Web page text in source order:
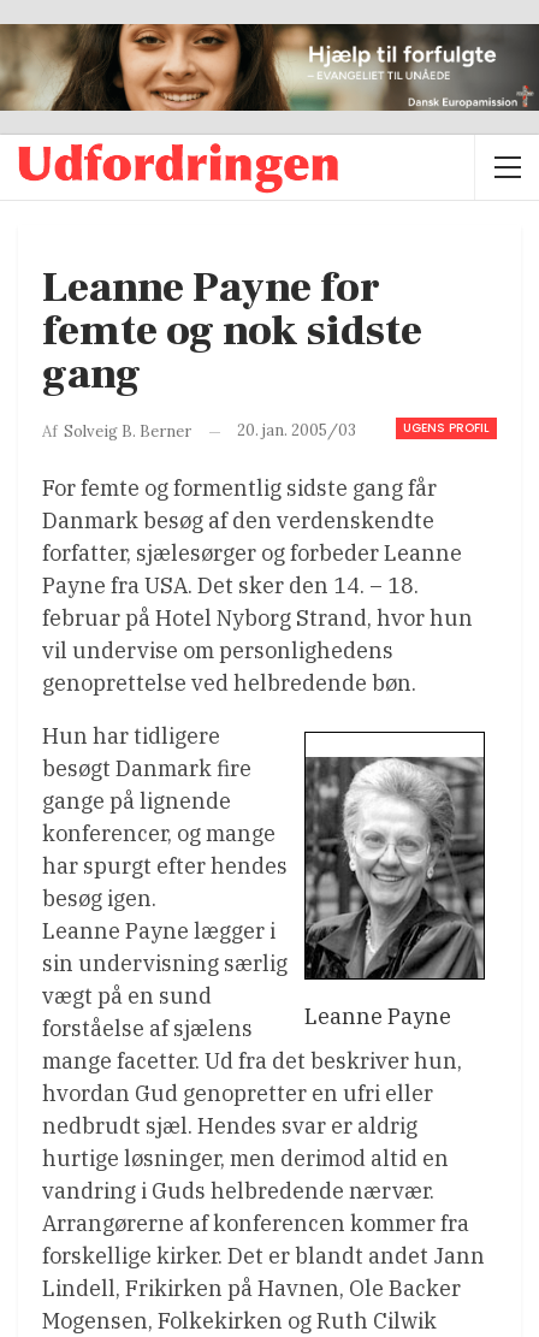
Leanne Payne for
femte og nok sidste
gang
UGENS PROFIL
Af Solveig B. Berner 20. jan. 2005/03
For femte og formentlig sidste gang får
Danmark besøg af den verdenskendte
forfatter, sjælesørger og forbeder Leanne
Payne fra USA. Det sker den 14. – 18.
februar på Hotel Nyborg Strand, hvor hun
vil undervise om personlighedens
genoprettelse ved helbredende bøn.
Leanne Payne
Hun har tidligere
besøgt Danmark fire
gange på lignende
konferencer, og mange
har spurgt efter hendes
besøg igen.
Leanne Payne lægger i
sin undervisning særlig
vægt på en sund
forståelse af sjælens
mange facetter. Ud fra det beskriver hun,
hvordan Gud genopretter en ufri eller
nedbrudt sjæl. Hendes svar er aldrig
hurtige løsninger, men derimod altid en
vandring i Guds helbredende nærvær.
Arrangørerne af konferencen kommer fra
forskellige kirker. Det er blandt andet Jann
Lindell, Frikirken på Havnen, Ole Backer
Mogensen, Folkekirken og Ruth Cilwik